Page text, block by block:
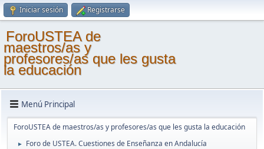
Iniciar sesión Registrarse
ForoUSTEA de
maestros/as y
profesores/as que les gusta
la educación
Menú Principal
ForoUSTEA de maestros/as y profesores/as que les gusta la educación
► Foro de USTEA. Cuestiones de Enseñanza en Andalucía